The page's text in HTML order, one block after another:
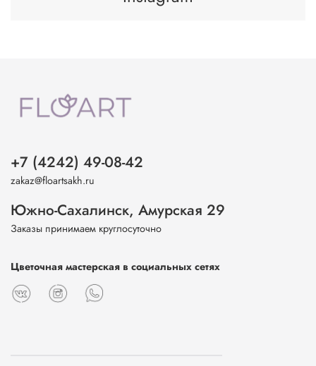
+7 (4242) 49-08-42
zakaz@floartsakh.ru
Южно-Сахалинск, Амурская 29
Заказы принимаем круглосуточно
Цветочная мастерская в социальных сетях